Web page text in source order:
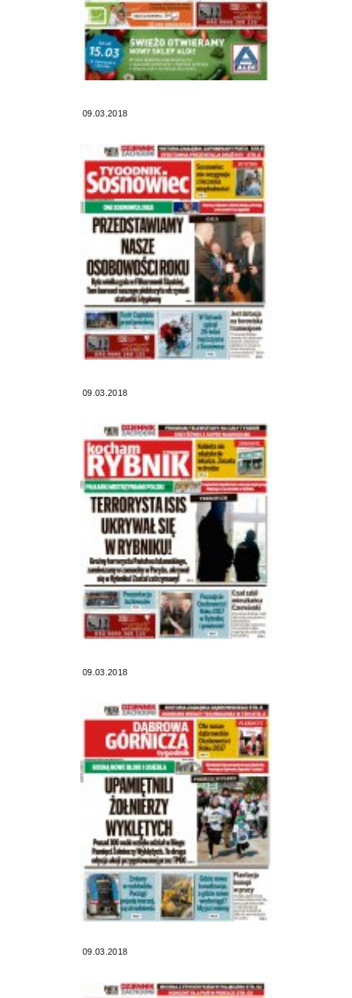
09.03.2018
09.03.2018
09.03.2018
09.03.2018